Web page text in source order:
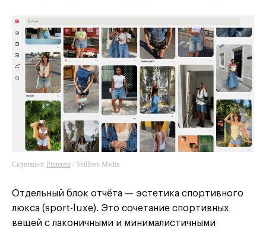
Скриншот: Pinterest / Skillbox Media
Отдельный блок отчёта — эстетика спортивного
люкса (sport-luxe). Это сочетание спортивных
вещей с лаконичными и минималистичными